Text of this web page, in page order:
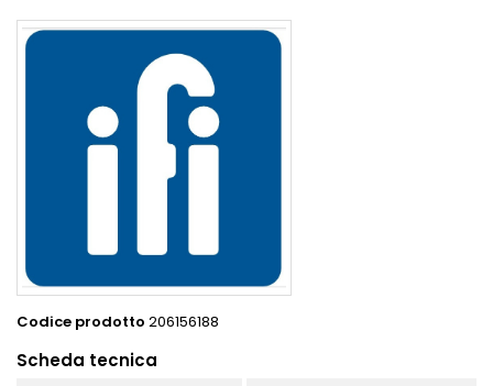
Codice prodotto 206156188
Scheda tecnica